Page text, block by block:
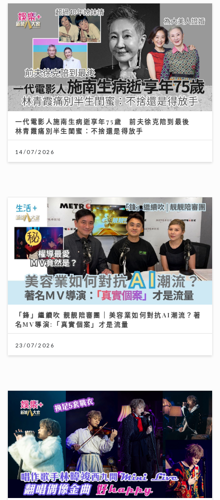
一代電影人施南生病逝享年75歲 前夫徐克陪到最後
林青霞痛別半生閨蜜：不捨還是得放手
唱作歌手林暐竣西九開Mini Live 換足5套戰衣翻唱偶像
金曲 好happy